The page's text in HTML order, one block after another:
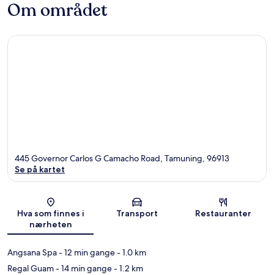
Om området
Kart
445 Governor Carlos G Camacho Road, Tamuning, 96913
Se på kartet
Hva som finnes i
nærheten
Transport Restauranter
Angsana Spa- 12 min gange- 1.0 km
Regal Guam- 14 min gange- 1.2 km